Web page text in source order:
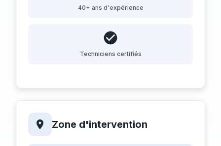
40+ ans d'expérience
Techniciens certifiés
Zone d'intervention